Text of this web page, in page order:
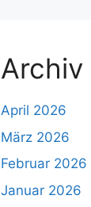
Archiv
April 2026
März 2026
Februar 2026
Januar 2026